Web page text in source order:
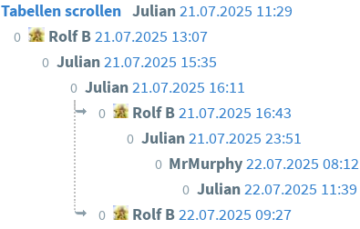
Tabellen scrollen Julian21.07.2025 11:29
0 Rolf B21.07.2025 13:07
0 Julian21.07.2025 15:35
0 Julian21.07.2025 16:11
0 Rolf B21.07.2025 16:43
0 Julian21.07.2025 23:51
0 MrMurphy22.07.2025 08:12
0 Julian22.07.2025 11:39
0 Rolf B22.07.2025 09:27